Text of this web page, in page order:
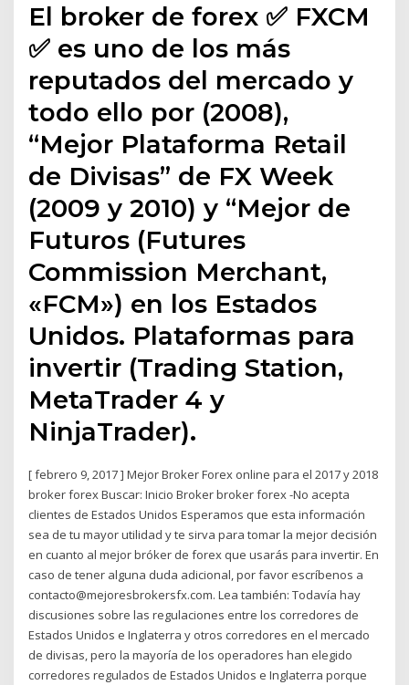
El broker de forex ✅ FXCM
✅ es uno de los más
reputados del mercado y
todo ello por (2008),
“Mejor Plataforma Retail
de Divisas” de FX Week
(2009 y 2010) y “Mejor de
Futuros (Futures
Commission Merchant,
«FCM») en los Estados
Unidos. Plataformas para
invertir (Trading Station,
MetaTrader 4 y
NinjaTrader).
[ febrero 9, 2017 ] Mejor Broker Forex online para el 2017 y 2018
broker forex Buscar: Inicio Broker broker forex -No acepta
clientes de Estados Unidos Esperamos que esta información
sea de tu mayor utilidad y te sirva para tomar la mejor decisión
en cuanto al mejor bróker de forex que usarás para invertir. En
caso de tener alguna duda adicional, por favor escríbenos a
contacto@mejoresbrokersfx.com. Lea también: Todavía hay
discusiones sobre las regulaciones entre los corredores de
Estados Unidos e Inglaterra y otros corredores en el mercado
de divisas, pero la mayoría de los operadores han elegido
corredores regulados de Estados Unidos e Inglaterra porque